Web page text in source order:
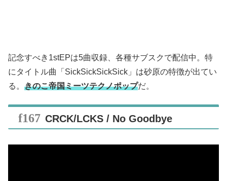
記念すべき1stEPは5曲収録、各種サブスクで配信中。特
にタイトル曲「SickSickSickSick」は砂原の特徴が出てい
る。 きのこ帝国ミーツテクノポップだ。
CRCK/LCKS / No Goodbye